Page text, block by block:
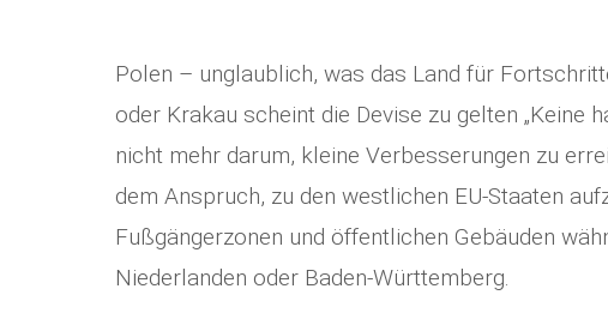
Polen – unglaublich, was das Land für
oder Krakau scheint die Devise zu gelten „Keine
nicht mehr darum, kleine Verbesserungen zu
dem Anspruch, zu den westlichen EU-Staaten
Fußgängerzonen und öffentlichen Gebäuden
Niederlanden oder Baden-Württemberg.